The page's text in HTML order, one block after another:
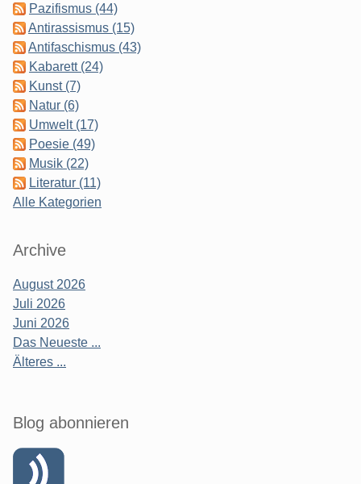
Pazifismus (44)
Antirassismus (15)
Antifaschismus (43)
Kabarett (24)
Kunst (7)
Natur (6)
Umwelt (17)
Poesie (49)
Musik (22)
Literatur (11)
Alle Kategorien
Archive
August 2026
Juli 2026
Juni 2026
Das Neueste ...
Älteres ...
Blog abonnieren